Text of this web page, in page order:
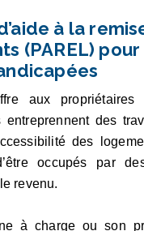
à la
(PAREL) pour
aux propriétaires
entreprennent des
des
occupés par
revenu.
à charge ou son